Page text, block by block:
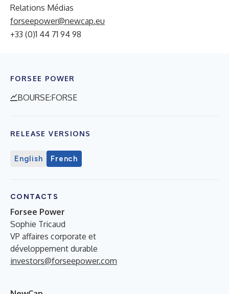
Relations Médias
forseepower@newcap.eu
+33 (0)1 44 71 94 98
FORSEE POWER
BOURSE:FORSE
RELEASE VERSIONS
English French
CONTACTS
Forsee Power
Sophie Tricaud
VP affaires corporate et
développement durable
investors@forseepower.com